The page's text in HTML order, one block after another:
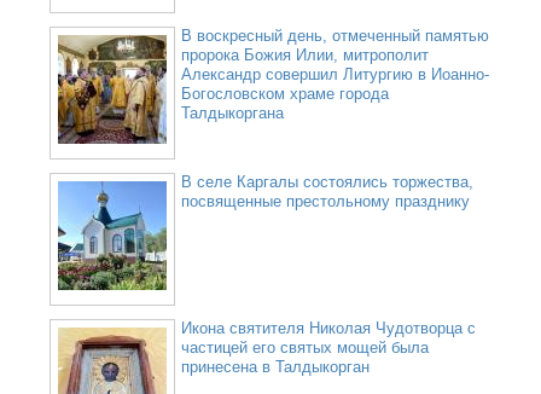
В воскресный день, отмеченный памятью
пророка Божия Илии, митрополит
Александр совершил Литургию в Иоанно-
Богословском храме города
Талдыкоргана
В селе Каргалы состоялись торжества,
посвященные престольному празднику
Икона святителя Николая Чудотворца с
частицей его святых мощей была
принесена в Талдыкорган